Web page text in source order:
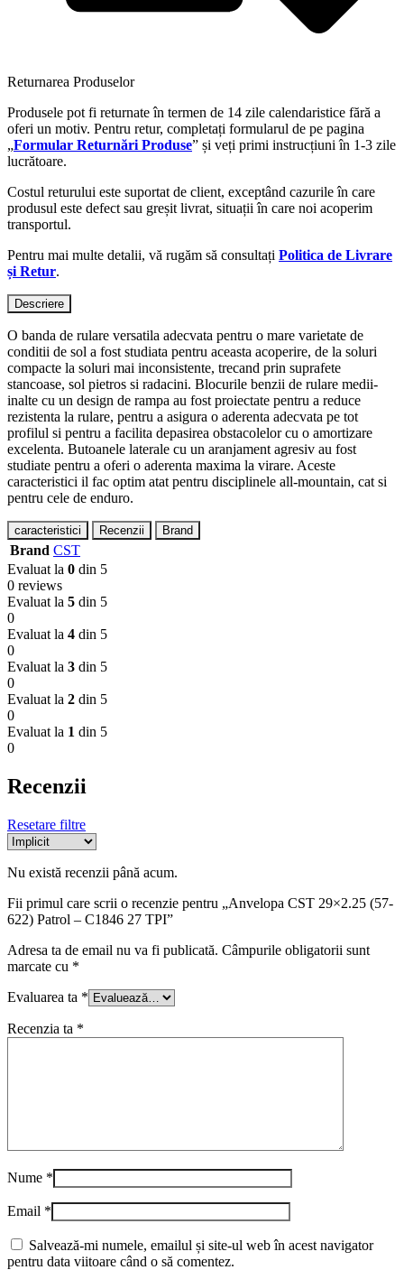
Returnarea Produselor
Produsele pot fi returnate în termen de 14 zile calendaristice fără a
oferi un motiv. Pentru retur, completați formularul de pe pagina
„Formular Returnări Produse” și veți primi instrucțiuni în 1-3 zile
lucrătoare.
Costul returului este suportat de client, exceptând cazurile în care
produsul este defect sau greșit livrat, situații în care noi acoperim
transportul.
Pentru mai multe detalii, vă rugăm să consultați Politica de Livrare
și Retur.
Descriere
O banda de rulare versatila adecvata pentru o mare varietate de
conditii de sol a fost studiata pentru aceasta acoperire, de la soluri
compacte la soluri mai inconsistente, trecand prin suprafete
stancoase, sol pietros si radacini. Blocurile benzii de rulare medii-
inalte cu un design de rampa au fost proiectate pentru a reduce
rezistenta la rulare, pentru a asigura o aderenta adecvata pe tot
profilul si pentru a facilita depasirea obstacolelor cu o amortizare
excelenta. Butoanele laterale cu un aranjament agresiv au fost
studiate pentru a oferi o aderenta maxima la virare. Aceste
caracteristici il fac optim atat pentru disciplinele all-mountain, cat si
pentru cele de enduro.
caracteristici Recenzii Brand
Brand CST
Evaluat la 0 din 5
0 reviews
Evaluat la 5 din 5
0
Evaluat la 4 din 5
0
Evaluat la 3 din 5
0
Evaluat la 2 din 5
0
Evaluat la 1 din 5
0
Recenzii
Resetare filtre
Nu există recenzii până acum.
Fii primul care scrii o recenzie pentru „Anvelopa CST 29×2.25 (57-
622) Patrol – C1846 27 TPI”
Adresa ta de email nu va fi publicată. Câmpurile obligatorii sunt
marcate cu *
Evaluarea ta *
Recenzia ta *
Nume *
Email *
Salvează-mi numele, emailul și site-ul web în acest navigator
pentru data viitoare când o să comentez.